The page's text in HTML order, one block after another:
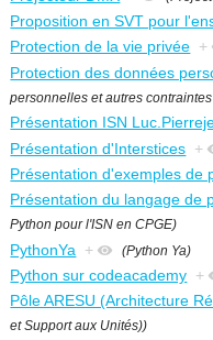
Proposition en SVT pour
Protection de la vie privée +
Protection des données
personnelles et autres
Présentation ISN
Présentation d'Interstices +
Présentation d'exemples de
Présentation du langage de
Python pour l'ISN en CPGE)
PythonYa + (Python Ya)
Python sur codeacademy +
Pôle ARESU (Architecture
et Support aux Unités))